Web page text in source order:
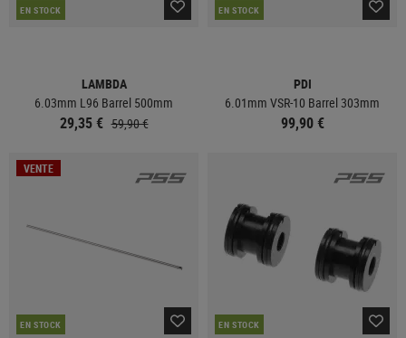
EN STOCK
LAMBDA
6.03mm L96 Barrel 500mm
29,35 € 59,90 €
EN STOCK
PDI
6.01mm VSR-10 Barrel 303mm
99,90 €
VENTE
EN STOCK EN STOCK